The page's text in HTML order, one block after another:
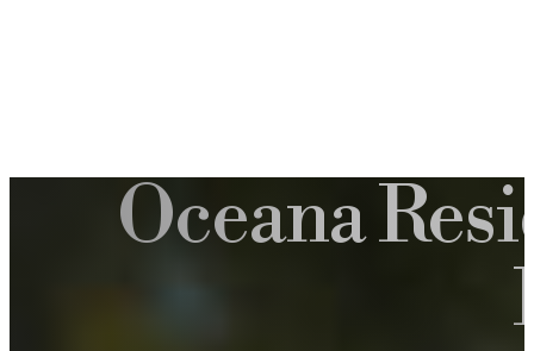
Oceana